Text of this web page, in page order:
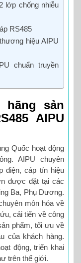
lớp chống nhiễu
RS485
hiệu AIPU
chuẩn truyền
hãng sản
AIPU
Quốc hoạt động
AIPU chuyên
điện, cáp tín hiệu
được đặt tại các
Ba, Phụ Dương.
môn hóa về
cải tiến về công
phẩm, tối ưu về
của khách hàng.
động, triển khai
trên thế giới.